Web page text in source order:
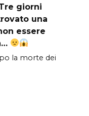
giorni
una
essere
la morte dei